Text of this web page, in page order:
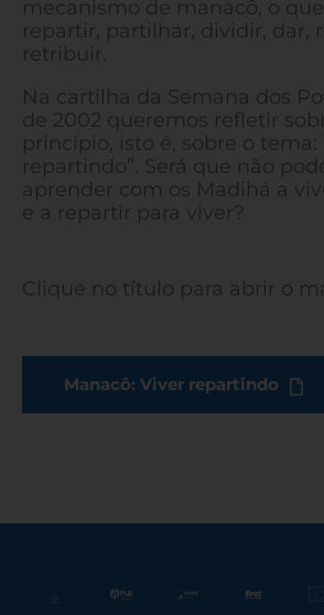
mecanismo de manacô, o
repartir, partilhar, dividir, dar,
retribuir.
Na cartilha da Semana dos
de 2002 queremos refletir
princípio, isto é, sobre o tema:
repartindo”. Será que não
aprender com os Madihá a
e a repartir para viver?
Clique no título para abrir o
Manacô: Viver repartindo